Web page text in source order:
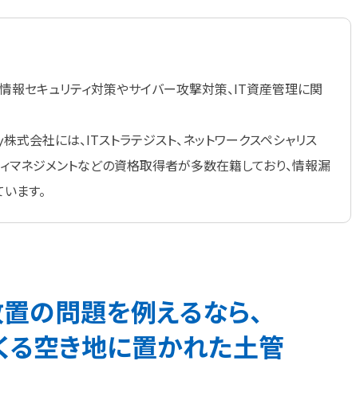
報セキュリティ対策やサイバー攻撃対策、IT資産管理に関
式会社には、ITストラテジスト、ネットワークスペシャリス
マネジメントなどの資格取得者が多数在籍しており、情報漏
ます。
の問題を例えるなら、
る空き地に置かれた土管